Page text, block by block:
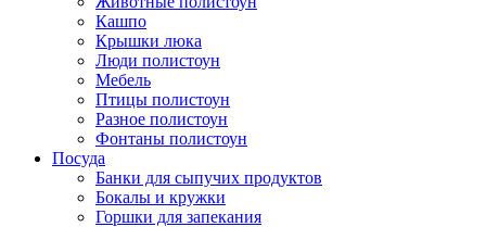
Кашпо
Крышки люка
Люди полистоун
Мебель
Птицы полистоун
Разное полистоун
Фонтаны полистоун
Посуда
Банки для сыпучих продуктов
Бокалы и кружки
Горшки для запекания